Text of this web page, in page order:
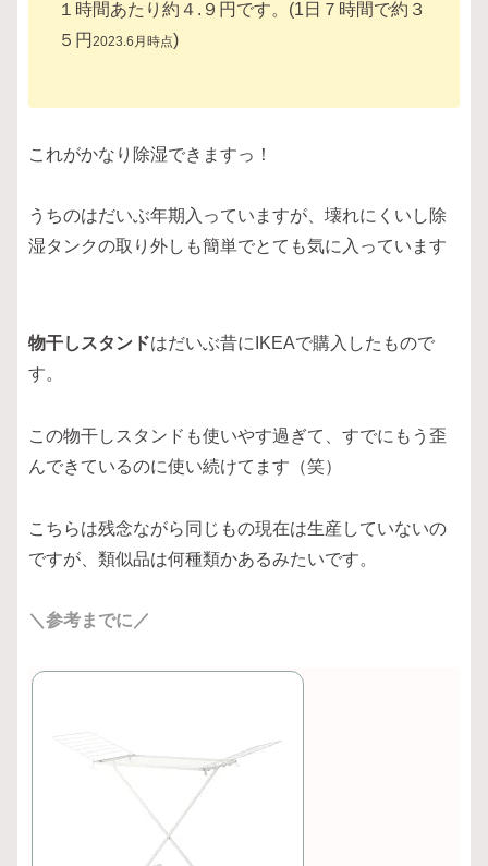
１時間あたり約４.９円です。(1日７時間で約３
５円 2023.6 月時点)
これがかなり除湿できますっ！
うちのはだいぶ年期入っていますが、壊れにくいし除
湿タンクの取り外しも簡単でとても気に入っています
物干しスタンドはだいぶ昔にIKEAで購入したもので
す。
この物干しスタンドも使いやす過ぎて、すでにもう歪
んできているのに使い続けてます（笑）
こちらは残念ながら同じもの現在は生産していないの
ですが、類似品は何種類かあるみたいです。
＼参考までに／